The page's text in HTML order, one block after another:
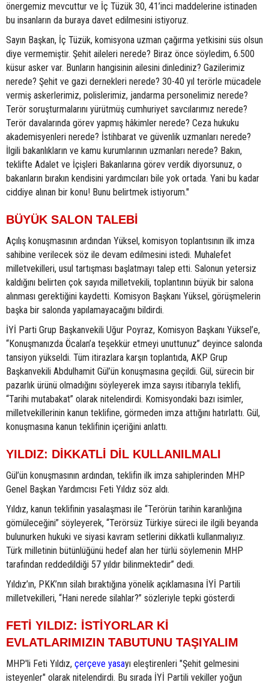
önergemiz mevcuttur ve İç Tüzük 30, 41’inci maddelerine istinaden
bu insanların da buraya davet edilmesini istiyoruz.
Sayın Başkan, İç Tüzük, komisyona uzman çağırma yetkisini süs olsun
diye vermemiştir. Şehit aileleri nerede? Biraz önce söyledim, 6.500
küsur asker var. Bunların hangisinin ailesini dinlediniz? Gazilerimiz
nerede? Şehit ve gazi dernekleri nerede? 30-40 yıl terörle mücadele
vermiş askerlerimiz, polislerimiz, jandarma personelimiz nerede?
Terör soruşturmalarını yürütmüş cumhuriyet savcılarımız nerede?
Terör davalarında görev yapmış hâkimler nerede? Ceza hukuku
akademisyenleri nerede? İstihbarat ve güvenlik uzmanları nerede?
İlgili bakanlıkların ve kamu kurumlarının uzmanları nerede? Bakın,
teklifte Adalet ve İçişleri Bakanlarına görev verdik diyorsunuz, o
bakanların bırakın kendisini yardımcıları bile yok ortada. Yani bu kadar
ciddiye alınan bir konu! Bunu belirtmek istiyorum."
BÜYÜK SALON TALEBİ
Açılış konuşmasının ardından Yüksel, komisyon toplantısının ilk imza
sahibine verilecek söz ile devam edilmesini istedi. Muhalefet
milletvekilleri, usul tartışması başlatmayı talep etti. Salonun yetersiz
kaldığını belirten çok sayıda milletvekili, toplantının büyük bir salona
alınması gerektiğini kaydetti. Komisyon Başkanı Yüksel, görüşmelerin
başka bir salonda yapılamayacağını bildirdi.
İYİ Parti Grup Başkanvekili Uğur Poyraz, Komisyon Başkanı Yüksel’e,
“Konuşmanızda Öcalan’a teşekkür etmeyi unuttunuz” deyince salonda
tansiyon yükseldi. Tüm itirazlara karşın toplantıda, AKP Grup
Başkanvekili Abdulhamit Gül’ün konuşmasına geçildi. Gül, sürecin bir
pazarlık ürünü olmadığını söyleyerek imza sayısı itibarıyla teklifi,
“Tarihi mutabakat” olarak nitelendirdi. Komisyondaki bazı isimler,
milletvekillerinin kanun teklifine, görmeden imza attığını hatırlattı. Gül,
konuşmasına kanun teklifinin içeriğini anlattı.
YILDIZ: DİKKATLİ DİL KULLANILMALI
Gül’ün konuşmasının ardından, teklifin ilk imza sahiplerinden MHP
Genel Başkan Yardımcısı Feti Yıldız söz aldı.
Yıldız, kanun teklifinin yasalaşması ile “Terörün tarihin karanlığına
gömüleceğini” söyleyerek, “Terörsüz Türkiye süreci ile ilgili beyanda
bulunurken hukuki ve siyasi kavram setlerini dikkatli kullanmalıyız.
Türk milletinin bütünlüğünü hedef alan her türlü söylemenin MHP
tarafından reddedildiği 57 yıldır bilinmektedir” dedi.
Yıldız’ın, PKK’nın silah bıraktığına yönelik açıklamasına İYİ Partili
milletvekilleri, “Hani nerede silahlar?” sözleriyle tepki gösterdi
FETİ YILDIZ: İSTİYORLAR Kİ
EVLATLARIMIZIN TABUTUNU TAŞIYALIM
MHP'li Feti Yıldız, çerçeve yasayı eleştirenleri "Şehit gelmesini
isteyenler" olarak nitelendirdi. Bu sırada İYİ Partili vekiller yoğun